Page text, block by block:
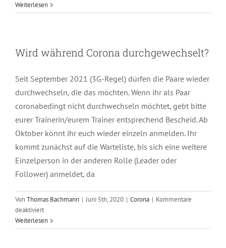
Wieviele
Paare
Kurs
teilnehmen?
Weiterlesen
Wird während Corona durchgewechselt?
Seit September 2021 (3G-Regel) dürfen die Paare wieder
durchwechseln, die das möchten. Wenn ihr als Paar
coronabedingt nicht durchwechseln möchtet, gebt bitte
eurer Trainerin/eurem Trainer entsprechend Bescheid. Ab
Oktober könnt ihr euch wieder einzeln anmelden. Ihr
kommt zunächst auf die Warteliste, bis sich eine weitere
Einzelperson in der anderen Rolle (Leader oder
Follower) anmeldet, da
VonThomas Bachmann | Juni 5th, 2020 | Corona | Kommentare
deaktiviertfür
Wird
während
Weiterlesen